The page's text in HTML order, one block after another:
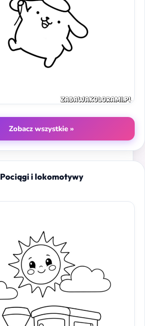
Zobacz wszystkie »
Pociągi i lokomotywy